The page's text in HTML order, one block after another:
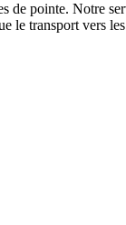
pointe. Notre
le transport vers